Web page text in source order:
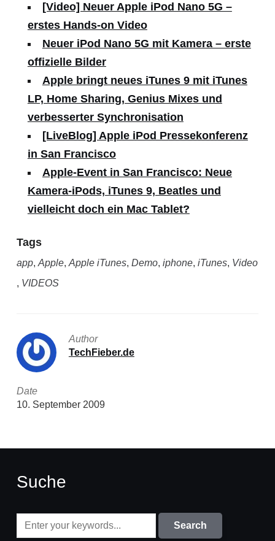
[Video] Neuer Apple iPod Nano 5G –
erstes Hands-on Video
Neuer iPod Nano 5G mit Kamera – erste
offizielle Bilder
Apple bringt neues iTunes 9 mit iTunes
LP, Home Sharing, Genius Mixes und
verbesserter Synchronisation
[LiveBlog] Apple iPod Pressekonferenz
in San Francisco
Apple-Event in San Francisco: Neue
Kamera-iPods, iTunes 9, Beatles und
vielleicht doch ein Mac Tablet?
Tags
app, Apple, Apple iTunes, Demo, iphone, iTunes, Video
, VIDEOS
Author
TechFieber.de
Date
10. September 2009
Suche